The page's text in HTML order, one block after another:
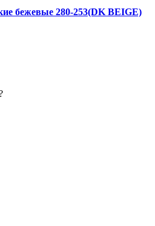
бежевые 280-253(DK BEIGE)